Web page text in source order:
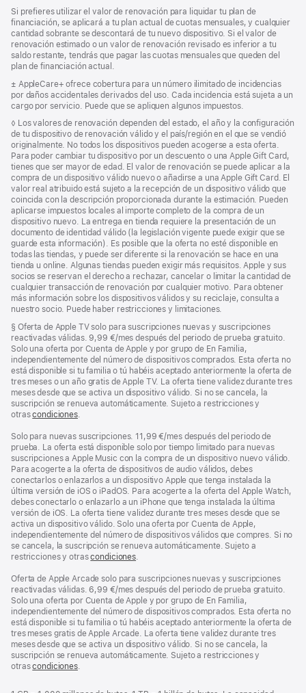
Si prefieres utilizar el valor de renovación para liquidar tu plan de
financiación, se aplicará a tu plan actual de cuotas mensuales, y cualquier
cantidad sobrante se descontará de tu nuevo dispositivo. Si el valor de
renovación estimado o un valor de renovación revisado es inferior a tu
saldo restante, tendrás que pagar las cuotas mensuales que queden del
plan de financiación actual.
Nota
a
pie
página
± AppleCare+ ofrece cobertura para un número ilimitado de incidencias
por daños accidentales derivados del uso. Cada incidencia está sujeta a un
cargo por servicio. Puede que se apliquen algunos impuestos.
Nota
a
pie
de
página
◊ Los valores de renovación dependen del estado, el año y la configuración
de tu dispositivo de renovación válido y el país/región en el que se vendió
originalmente. No todos los dispositivos pueden acogerse a esta oferta.
Para poder cambiar tu dispositivo por un descuento o una Apple Gift Card,
tienes que ser mayor de edad. El valor de renovación se puede aplicar a la
compra de un dispositivo válido nuevo o añadirse a una Apple Gift Card. El
valor real atribuido está sujeto a la recepción de un dispositivo válido que
coincida con la descripción proporcionada durante la estimación. Pueden
aplicarse impuestos locales al importe completo de la compra de un
dispositivo nuevo. La entrega en tienda requiere la presentación de un
documento de identidad válido (la legislación vigente puede exigir que se
guarde esta información). Es posible que la oferta no esté disponible en
todas las tiendas, y puede ser diferente si la renovación se hace en una
tienda u online. Algunas tiendas pueden exigir más requisitos. Apple y sus
socios se reservan el derecho a rechazar, cancelar o limitar la cantidad de
cualquier transacción de renovación por cualquier motivo. Para obtener
más información sobre los dispositivos válidos y su reciclaje, consulta a
nuestro socio. Puede haber restricciones y limitaciones.
Nota
a
pie
de
página
§ Oferta de Apple TV solo para suscripciones nuevas y suscripciones
reactivadas válidas. 9,99 €/mes después del periodo de prueba gratuito.
Solo una oferta por Cuenta de Apple y por grupo de En Familia,
independientemente del número de dispositivos comprados. Esta oferta no
está disponible si tu familia o tú habéis aceptado anteriormente la oferta de
tres meses o un año gratis de Apple TV. La oferta tiene validez durante tres
meses desde que se activa un dispositivo válido. Si no se cancela, la
suscripción se renueva automáticamente. Sujeto a restricciones y
otrascondiciones.
Solo para nuevas suscripciones. 11,99 €/mes después del periodo de
prueba. La oferta está disponible solo por tiempo limitado para nuevas
suscripciones a Apple Music con la compra de un dispositivo nuevo válido.
Para acogerte a la oferta de dispositivos de audio válidos, debes
conectarlos o enlazarlos a un dispositivo Apple que tenga instalada la
última versión de iOS o iPadOS. Para acogerte a la oferta del Apple Watch,
debes conectarlo o enlazarlo a un iPhone que tenga instalada la última
versión de iOS. La oferta tiene validez durante tres meses desde que se
activa un dispositivo válido. Solo una oferta por Cuenta de Apple,
independientemente del número de dispositivos válidos que compres. Si no
se cancela, la suscripción se renueva automáticamente. Sujeto a
restricciones y otrascondiciones
Oferta de Apple Arcade solo para suscripciones nuevas y suscripciones
reactivadas válidas. 6,99 €/mes después del periodo de prueba gratuito.
Solo una oferta por Cuenta de Apple y por grupo de En Familia,
independientemente del número de dispositivos comprados. Esta oferta no
está disponible si tu familia o tú habéis aceptado anteriormente la oferta de
tres meses gratis de Apple Arcade. La oferta tiene validez durante tres
meses desde que se activa un dispositivo válido. Si no se cancela, la
suscripción se renueva automáticamente. Sujeto a restricciones y
otrascondiciones.